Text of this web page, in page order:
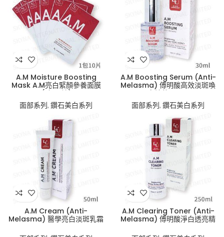
A.M Moisture Boosting
Mask A.M亮白緊顏參養面膜
(1包10片)
面部系列, 鑽石美白系列
A.M Boosting Serum (Anti-
Melasma) 傅明酸高效淡斑喚
白精華 30ml
面部系列, 鑽石美白系列
A.M Cream (Anti-
Melasma) 醫學亮白淡斑乳霜
A.M Clearing Toner (Anti-
Melasma) 傅明酸淨白透亮精